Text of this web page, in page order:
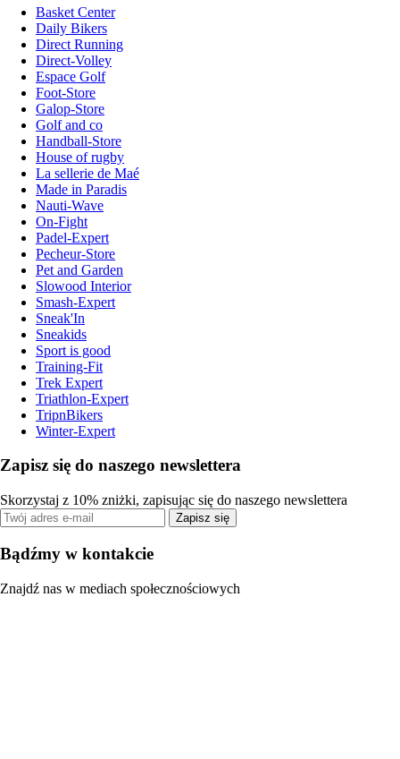
Basket Center
Daily Bikers
Direct Running
Direct-Volley
Espace Golf
Foot-Store
Galop-Store
Golf and co
Handball-Store
House of rugby
La sellerie de Maé
Made in Paradis
Nauti-Wave
On-Fight
Padel-Expert
Pecheur-Store
Pet and Garden
Slowood Interior
Smash-Expert
Sneak'In
Sneakids
Sport is good
Training-Fit
Trek Expert
Triathlon-Expert
TripnBikers
Winter-Expert
Zapisz się do naszego newslettera
Skorzystaj z 10% zniżki, zapisując się do naszego newslettera
Zapisz się
Bądźmy w kontakcie
Znajdź nas w mediach społecznościowych